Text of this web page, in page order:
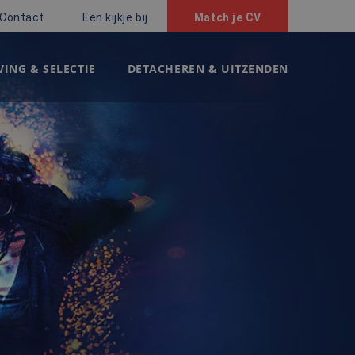
Contact Een kijkje bij Match je CV
& SELECTIE DETACHEREN & UITZENDEN